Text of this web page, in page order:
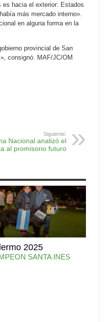
hacia el exterior: Estados
más mercado interno».
en alguna forma en la
provincial de San
consignó. MAF/JC/OM
Siguiente:
Nacional analizó el
al promisorio futuro
2025
SANTA INES